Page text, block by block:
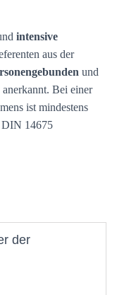
intensive
aus der
und
Bei einer
ist mindestens
DIN 14675
der